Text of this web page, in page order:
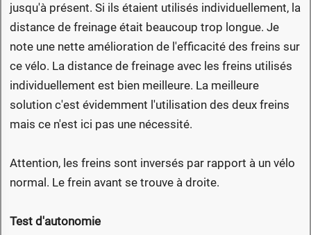
jusqu'à présent. Si ils étaient utilisés individuellement, la
distance de freinage était beaucoup trop longue. Je
note une nette amélioration de l'efficacité des freins sur
ce vélo. La distance de freinage avec les freins utilisés
individuellement est bien meilleure. La meilleure
solution c'est évidemment l'utilisation des deux freins
mais ce n'est ici pas une nécessité.
Attention, les freins sont inversés par rapport à un vélo
normal. Le frein avant se trouve à droite.
Test d'autonomie